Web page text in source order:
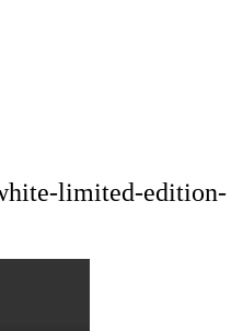
limited-edition-